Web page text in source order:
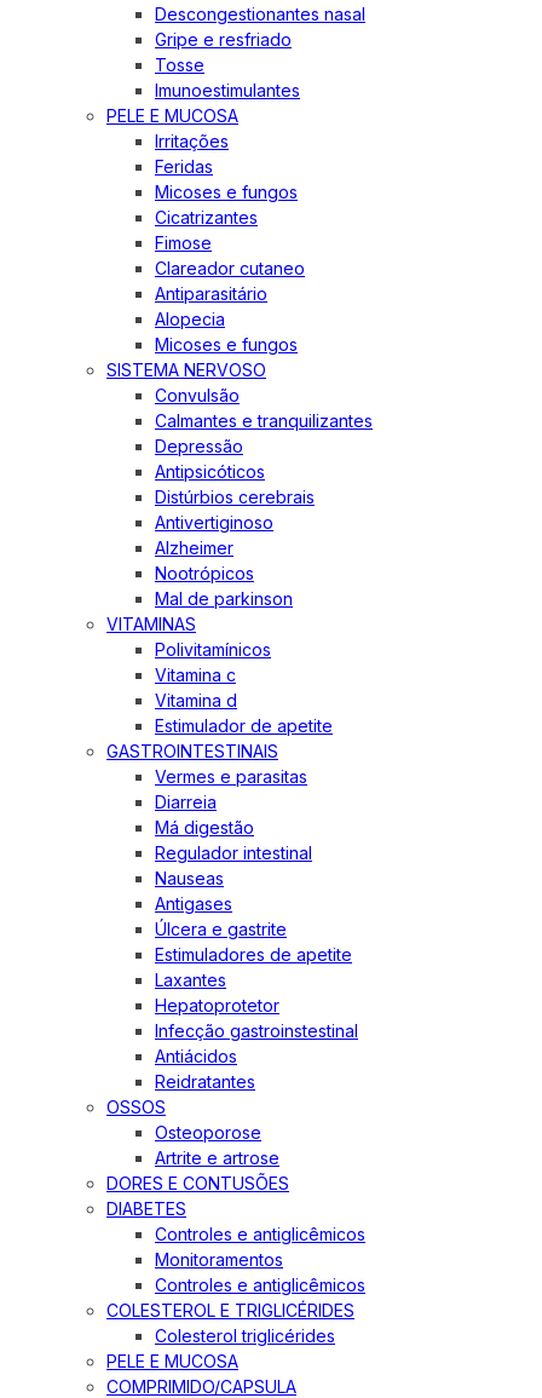
Descongestionantes nasal
Gripe e resfriado
Tosse
Imunoestimulantes
PELE E MUCOSA
Irritações
Feridas
Micoses e fungos
Cicatrizantes
Fimose
Clareador cutaneo
Antiparasitário
Alopecia
Micoses e fungos
SISTEMA NERVOSO
Convulsão
Calmantes e tranquilizantes
Depressão
Antipsicóticos
Distúrbios cerebrais
Antivertiginoso
Alzheimer
Nootrópicos
Mal de parkinson
VITAMINAS
Polivitamínicos
Vitamina c
Vitamina d
Estimulador de apetite
GASTROINTESTINAIS
Vermes e parasitas
Diarreia
Má digestão
Regulador intestinal
Nauseas
Antigases
Úlcera e gastrite
Estimuladores de apetite
Laxantes
Hepatoprotetor
Infecção gastroinstestinal
Antiácidos
Reidratantes
OSSOS
Osteoporose
Artrite e artrose
DORES E CONTUSÕES
DIABETES
Controles e antiglicêmicos
Monitoramentos
Controles e antiglicêmicos
COLESTEROL E TRIGLICÉRIDES
Colesterol triglicérides
PELE E MUCOSA
COMPRIMIDO/CAPSULA